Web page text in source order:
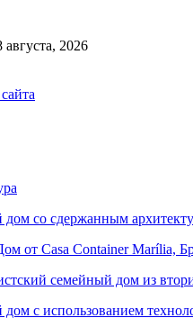
2026
со сдержанным
от Casa Container Marília,
семейный дом из
с использованием